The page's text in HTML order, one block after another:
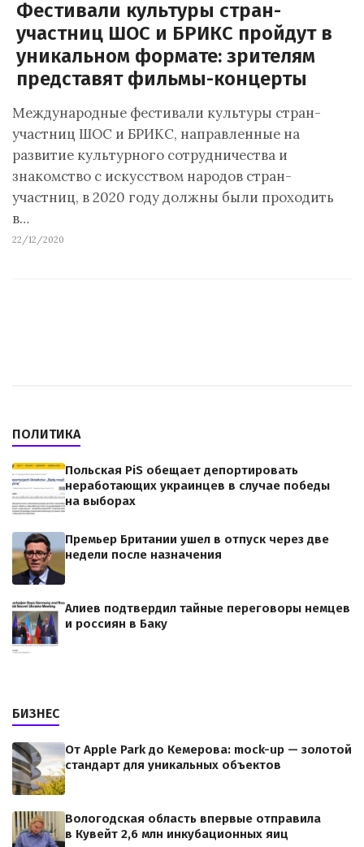
Фестивали культуры стран-
участниц ШОС и БРИКС пройдут в
уникальном формате: зрителям
представят фильмы-концерты
Международные фестивали культуры стран-
участниц ШОС и БРИКС, направленные на
развитие культурного сотрудничества и
знакомство с искусством народов стран-
участниц, в 2020 году должны были проходить
в…
22/12/2020
ПОЛИТИКА
Польская PiS обещает депортировать
неработающих украинцев в случае победы
на выборах
Премьер Британии ушел в отпуск через две
недели после назначения
Алиев подтвердил тайные переговоры немцев
и россиян в Баку
БИЗНЕС
От Apple Park до Кемерова: mock-up — золотой
стандарт для уникальных объектов
Вологодская область впервые отправила
в Кувейт 2,6 млн инкубационных яиц